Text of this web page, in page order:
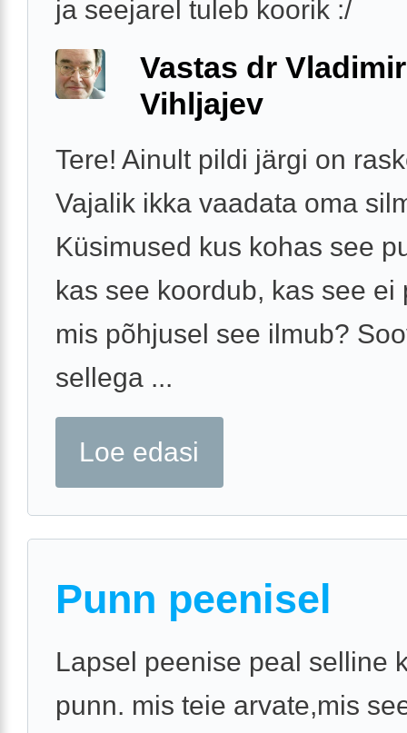
ja seejarel tuleb koorik :/
Vastas dr Vladimir
Vihljajev
Tere! Ainult pildi järgi on
Vajalik ikka vaadata oma
Küsimused kus kohas see
kas see koordub, kas see ei
mis põhjusel see ilmub?
sellega ...
Loe edasi
Punn peenisel
Lapsel peenise peal selline
punn. mis teie arvate,mis